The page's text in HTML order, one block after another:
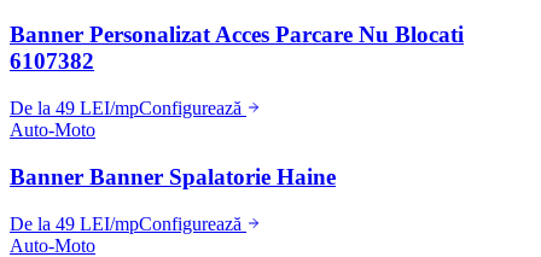
Banner Personalizat Acces Parcare Nu Blocati
6107382
De la 49 LEI/mpConfigurează
Auto-Moto
Banner Banner Spalatorie Haine
De la 49 LEI/mpConfigurează
Auto-Moto